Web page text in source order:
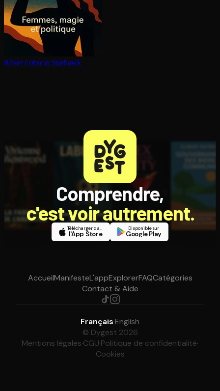
Rêver l’obscur Starhawk
Comprendre,
c'est voir autrement.
Télécharger dans
l'App Store
Disponible sur
Google Play
AccueilManifesteL'appExplorerFAQCatégories
Contact & Aide
Français·English
© Dygest 2026
Mentions légales·CGU·Politique de confidentialité·
Cookies